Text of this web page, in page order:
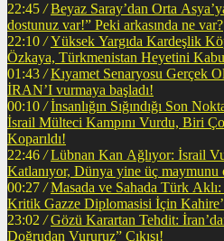
22:45 / Beyaz Saray’dan Orta
dostunuz var!” Peki arkasında ne var?
22:10 / Yüksek Yargıda Kardeşlik
Özkaya, Türkmenistan Heyetini
01:43 / Kıyamet Senaryosu Gerçek Oldu! ABD ordusu
İRAN’I vurmaya başladı!
00:10 / İnsanlığın Sığındığı Son
İsrail Mülteci Kampını Vurdu, Biri
Koparıldı!
22:46 / Lübnan Kan Ağlıyor: İsrail
Katlanıyor, Dünya yine üç maymunu
00:27 / Masada ve Sahada Türk
Kritik Gazze Diplomasisi İçin
23:02 / Gözü Karartan Tehdit:
Doğrudan Vururuz” Çıkışı!